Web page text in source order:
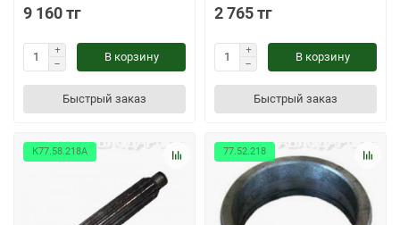
9 160 тг
В корзину
Быстрый заказ
2 765 тг
В корзину
Быстрый заказ
К77.58.218А 77.52.218